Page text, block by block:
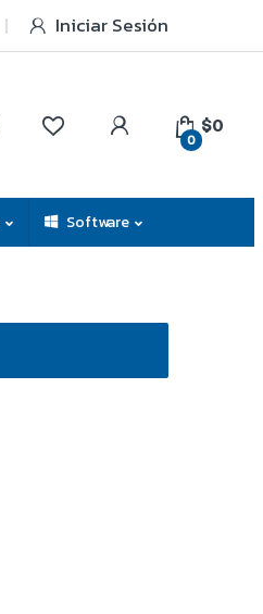
Iniciar Sesión
0
$0
Software